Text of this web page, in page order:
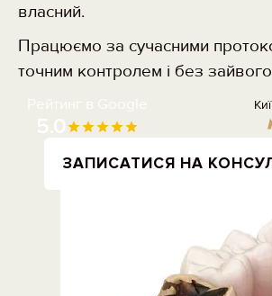
власний.
Працюємо за сучасними
точним контролем і без
ЗАПИСАТИСЯ НА
Рейтинг в Google
5.0